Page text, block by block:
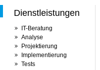
Dienstleistungen
IT-Beratung
Analyse
Projektierung
Implementierung
Tests